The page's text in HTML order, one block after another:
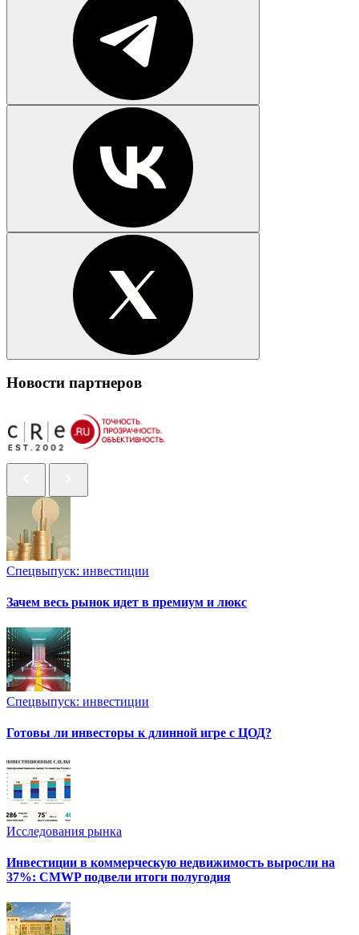
Новости партнеров
Спецвыпуск: инвестиции
Зачем весь рынок идет в премиум и люкс
Спецвыпуск: инвестиции
Готовы ли инвесторы к длинной игре с ЦОД?
Исследования рынка
Инвестиции в коммерческую недвижимость выросли на
37%: CMWP подвели итоги полугодия